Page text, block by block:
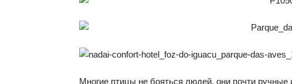
Многие птицы не бояться людей, они почти